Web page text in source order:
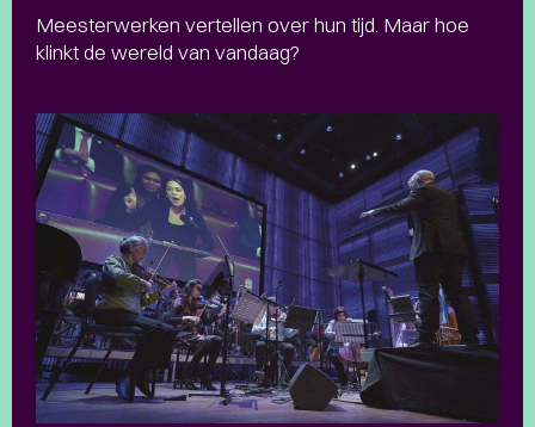
Meesterwerken vertellen over hun tijd. Maar hoe
klinkt de wereld van vandaag?